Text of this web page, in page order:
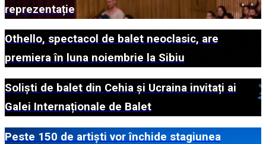
reprezentație
Othello, spectacol de balet neoclasic, are
premiera în luna noiembrie la Sibiu
Soliști de balet din Cehia și Ucraina invitați ai
Galei Internaționale de Balet
Peste 150 de artiști vor închide stagiunea